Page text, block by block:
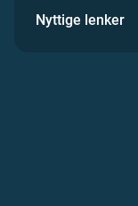
Nyttige lenker